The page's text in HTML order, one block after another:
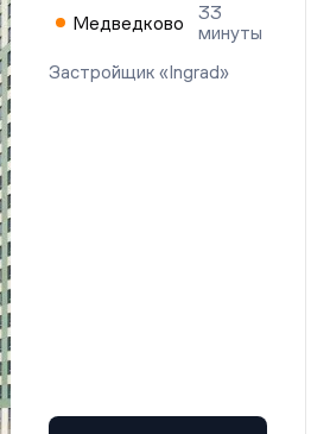
Медведково
33
минуты
Застройщик «Ingrad»